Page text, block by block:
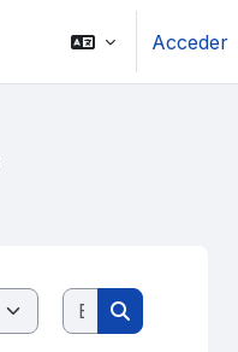
Acceder
Buscar cursos
Buscar